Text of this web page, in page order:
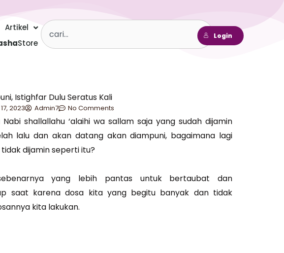
Artikel
Store
Search
Login
Istighfar Dulu Seratus Kali
2023 Admin7 No Comments
shallallahu ‘alaihi wa sallam saja yang sudah dijamin
lalu dan akan datang akan diampuni, bagaimana lagi
dijamin seperti itu?
yang lebih pantas untuk bertaubat dan
saat karena dosa kita yang begitu banyak dan tidak
kita lakukan.